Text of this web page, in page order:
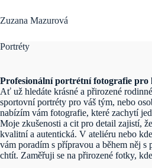
to
content
Zuzana Mazurová
Portréty
Profesionální portrétní fotografie pro
Ať už hledáte krásné a přirozené
sportovní portréty pro váš tým, nebo
nabízím vám fotografie, které zachytí
Moje zkušenosti a cit pro detail zajistí,
kvalitní a autentická. V ateliéru nebo
vám poradím s přípravou a během něj s
chtít. Zaměřuji se na přirozené fotky,